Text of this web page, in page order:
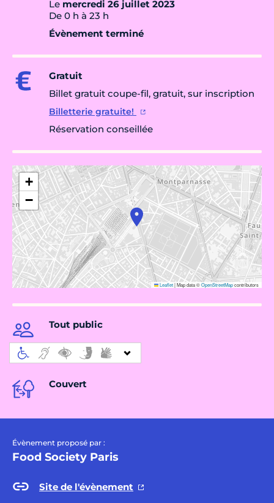
Le mercredi 26 juillet 2023
De 0 h à 23 h
Évènement terminé
Gratuit
Billet gratuit coupe-fil, gratuit, sur inscription
Billetterie gratuite!
Réservation conseillée
+
−
Leaflet|Map data ©OpenStreetMapcontributors
Tout public
Couvert
Évènement proposé par :
Food Society Paris
Site de l'évènement